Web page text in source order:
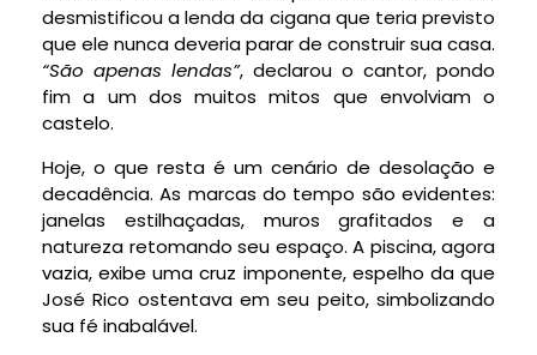
desmistificou a lenda da cigana que teria previsto
que ele nunca deveria parar de construir sua casa.
“São apenas lendas”, declarou o cantor, pondo
fim a um dos muitos mitos que envolviam o
castelo.
Hoje, o que resta é um cenário de desolação e
decadência. As marcas do tempo são evidentes:
janelas estilhaçadas, muros grafitados e a
natureza retomando seu espaço. A piscina, agora
vazia, exibe uma cruz imponente, espelho da que
José Rico ostentava em seu peito, simbolizando
sua fé inabalável.